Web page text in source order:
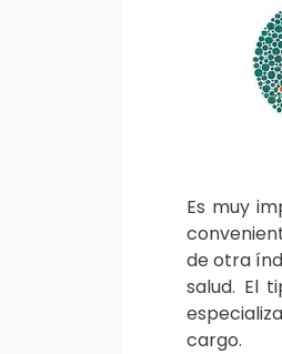
Es muy
de otra
salud. El
cargo.